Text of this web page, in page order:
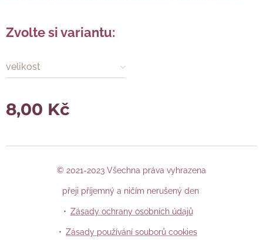
Zvolte si variantu:
velikost
8,00 Kč
© 2021-2023 Všechna práva vyhrazena
přeji příjemný a ničím nerušený den
Zásady ochrany osobních údajů
Zásady používání souborů cookies